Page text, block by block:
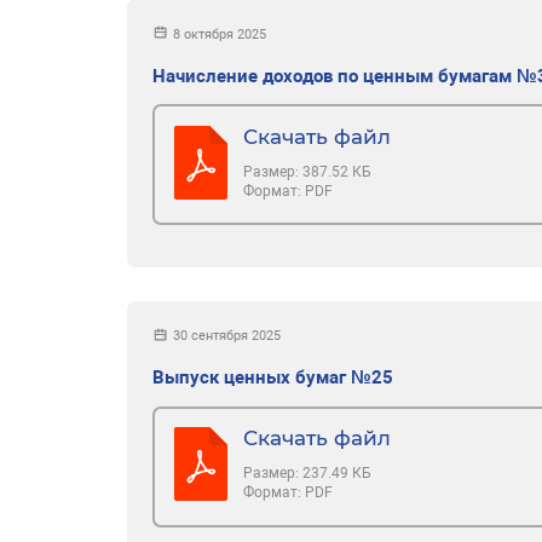
8 октября 2025
Начисление доходов по ценным бумагам
Скачать файл
Размер: 387.52 КБ
Формат: PDF
30 сентября 2025
Выпуск ценных бумаг №25
Скачать файл
Размер:237.49 КБ
Формат: PDF